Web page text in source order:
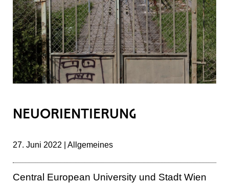
NEUORIENTIERUNG
27. Juni 2022 | Allgemeines
Central European University und Stadt Wien